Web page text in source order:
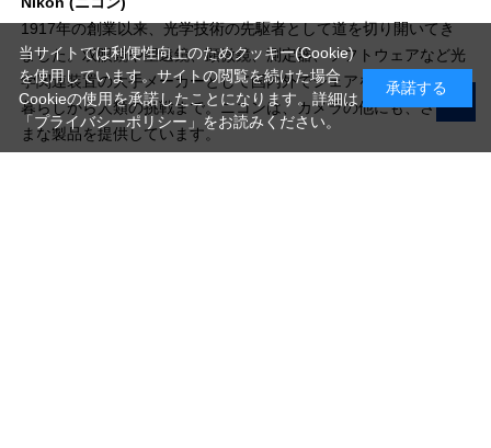
1917年の創業以来、光学技術の先駆者として道を切り開いてき
ました。双眼鏡や望遠鏡、顕微鏡、測定器、ソフトウェアなど光
学関連装置の大手メーカーとして国内外でシェアを広げ、普段の
暮らしから人類の挑戦まで。ニコンは、カメラの他にも、さまざ
まな製品を提供しています。
当サイトでは利便性向上のためクッキー(Cookie)
を使用しています。サイトの閲覧を続けた場合
Cookieの使用を承諾したことになります。詳細は
「プライバシーポリシー」 をお読みください。
承諾する